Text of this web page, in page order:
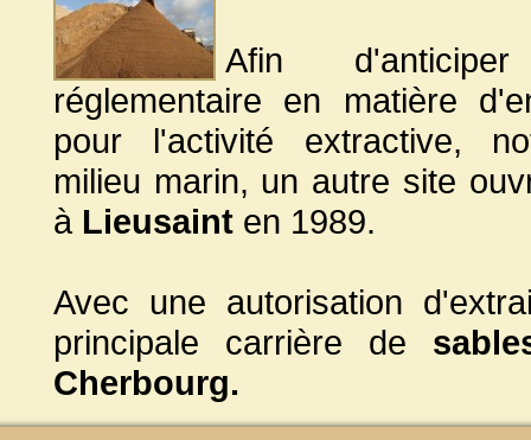
Afin
réglementaire en matière
pour l'activité extractive,
milieu marin, un autre site
à Lieusaint en 1989.
Avec une autorisation
principale carrière de
Cherbourg.